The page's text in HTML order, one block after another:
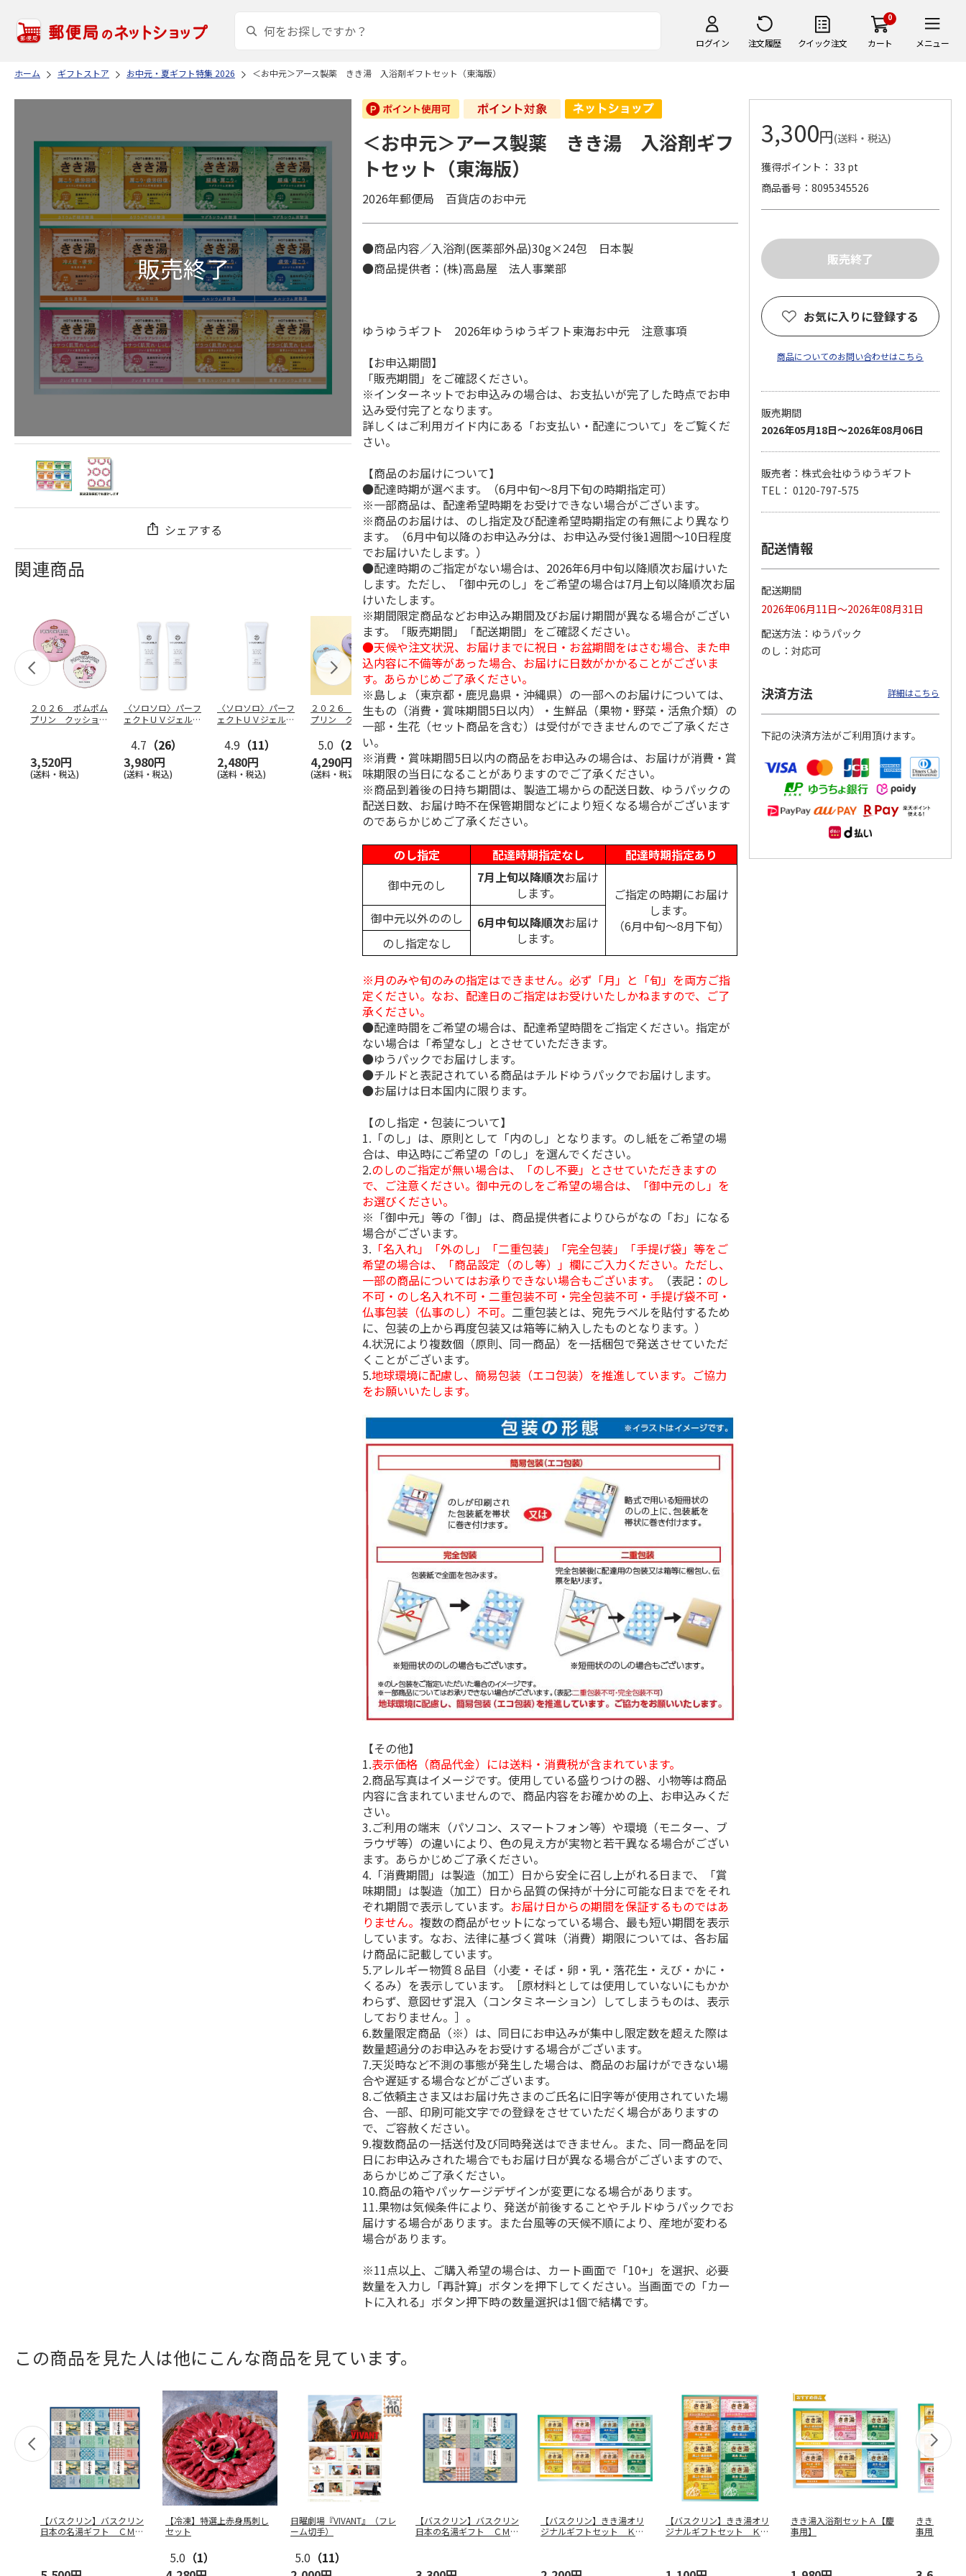
ログイン 注文履歴 クイック注文
0
カート メニュー
ホーム ギフトストア お中元・夏ギフト特集 2026 ＜お中元＞アース製薬 きき湯 入浴剤ギフトセット（東海版）
シェアする
関連商品
２０２６ ポムポム
プリン クッション
3,520円
(送料・税込)
〈ソロソロ〉パーフ
ェクトＵＶジェル
4.7 （26）
3,980円
(送料・税込)
〈ソロソロ〉パーフ
ェクトＵＶジェル
4.9 （11）
2,480円
(送料・税込)
２０２６ ポムポム
プリン クッション
ファンデーション３
個セ…
5.0 （2）
4,290円
(送料・税込)
２０２６ ポムポム
プリン フェイスパ
ウダー３個セット
5,280円
(送料・税込)
〈ソロソロ〉パーフ
ェクトＵＶジェル
６本
9,800円
(送料・税込)
ハローキティ スキ
ンクリーム３本セッ
ト
2,670円
(送料・税込)
ハローキティ クッ
ションファンデーシ
ョン３個セット
4,290円
２本
4.8（12）
3,980円
(送料・税込)
ーフェクトＵＶジェ
ルセ…
4.4 （10）
3,980円
(送料・税込)
＜お中元＞アース製薬 きき湯 入浴剤ギフ
トセット（東海版）
2026年郵便局 百貨店のお中元
●商品内容／入浴剤(医薬部外品)30g×24包 日本製
●商品提供者：(株)高島屋 法人事業部
ゆうゆうギフト 2026年ゆうゆうギフト東海お中元 注意事項
【お申込期間】
「販売期間」をご確認ください。
※インターネットでお申込みの場合は、お支払いが完了した時点でお申
込み受付完了となります。
詳しくはご利用ガイド内にある「お支払い・配達について」をご覧くだ
さい。
【商品のお届けについて】
●配達時期が選べます。（6月中旬～8月下旬の時期指定可）
※一部商品は、配達希望時期をお受けできない場合がございます。
※商品のお届けは、のし指定及び配達希望時期指定の有無により異なり
ます。（6月中旬以降のお申込み分は、お申込み受付後1週間～10日程度
でお届けいたします。）
●配達時期のご指定がない場合は、2026年6月中旬以降順次お届けいた
します。ただし、「御中元のし」をご希望の場合は7月上旬以降順次お届
けいたします。
※期間限定商品などお申込み期間及びお届け期間が異なる場合がござい
ます。「販売期間」「配送期間」をご確認ください。
●天候や注文状況、お届けまでに祝日・お盆期間をはさむ場合、また申
込内容に不備等があった場合、お届けに日数がかかることがございま
す。あらかじめご了承ください。
※島しょ（東京都・鹿児島県・沖縄県）の一部へのお届けについては、
生もの（消費・賞味期間5日以内）・生鮮品（果物・野菜・活魚介類）の
一部・生花（セット商品を含む）は受付ができませんのでご了承くださ
い。
※消費・賞味期間5日以内の商品をお申込みの場合は、お届けが消費・賞
味期限の当日になることがありますのでご了承ください。
※商品到着後の日持ち期間は、製造工場からの配送日数、ゆうパックの
配送日数、お届け時不在保管期間などにより短くなる場合がございます
のであらかじめご了承ください。
のし指定
配達時期指定なし
配達時期指定あり
御中元のし
7月上旬以降順次お届け
します。
ご指定の時期にお届け
します。
（6月中旬～8月下旬）
御中元以外ののし 6月中旬以降順次お届け
します。
のし指定なし
※月のみや旬のみの指定はできません。必ず「月」と「旬」を両方ご指
定ください。なお、配達日のご指定はお受けいたしかねますので、ご了
承ください。
●配達時間をご希望の場合は、配達希望時間をご指定ください。指定が
ない場合は「希望なし」とさせていただきます。
●ゆうパックでお届けします。
●チルドと表記されている商品はチルドゆうパックでお届けします。
●お届けは日本国内に限ります。
【のし指定・包装について】
1.「のし」は、原則として「内のし」となります。のし紙をご希望の場
合は、申込時にご希望の「のし」を選んでください。
2.のしのご指定が無い場合は、「のし不要」とさせていただきますの
で、ご注意ください。御中元のしをご希望の場合は、「御中元のし」を
お選びください。
※「御中元」等の「御」は、商品提供者によりひらがなの「お」になる
場合がございます。
3. 「名入れ」「外のし」「二重包装」「完全包装」「手提げ袋」等をご
希望の場合は、「商品設定（のし等）」欄にご入力ください。ただし、
一部の商品についてはお承りできない場合もございます。
（表記： のし
不可・のし名入れ不可・二重包装不可・完全包装不可・手提げ袋不可・
仏事包装（仏事のし）不可。 二重包装とは、宛先ラベルを貼付するため
に、包装の上から再度包装又は箱等に納入したものとなります。）
4.状況により複数個（原則、同一商品）を一括梱包で発送させていただ
くことがございます。
5.地球環境に配慮し、簡易包装（エコ包装）を推進しています。ご協力
をお願いいたします。
【その他】
1.表示価格（商品代金）には送料・消費税が含まれています。
2.商品写真はイメージです。使用している盛りつけの器、小物等は商品
内容に含まれていませんので、商品内容をお確かめの上、お申込みくだ
さい。
3.ご利用の端末（パソコン、スマートフォン等）や環境（モニター、ブ
ラウザ等）の違いにより、色の見え方が実物と若干異なる場合がござい
ます。あらかじめご了承ください。
4.「消費期間」は製造（加工）日から安全に召し上がれる日まで、「賞
味期間」は製造（加工）日から品質の保持が十分に可能な日までをそれ
ぞれ期間で表示しています。 お届け日からの期間を保証するものではあ
りません。複数の商品がセットになっている場合、最も短い期間を表示
しています。なお、法律に基づく賞味（消費）期限については、各お届
け商品に記載しています。
5.アレルギー物質８品目（小麦・そば・卵・乳・落花生・えび・かに・
くるみ）を表示しています。［原材料としては使用していないにもかか
わらず、意図せず混入（コンタミネーション）してしまうものは、表示
しておりません。］。
6.数量限定商品（※）は、同日にお申込みが集中し限定数を超えた際は
数量超過分のお申込みをお受けする場合がございます。
7.天災時など不測の事態が発生した場合は、商品のお届けができない場
合や遅延する場合などがございます。
8.ご依頼主さま又はお届け先さまのご氏名に旧字等が使用されていた場
合、一部、印刷可能文字での登録をさせていただく場合がありますの
で、ご容赦ください。
9.複数商品の一括送付及び同時発送はできません。また、同一商品を同
日にお申込みされた場合でもお届け日が異なる場合がございますので、
あらかじめご了承ください。
10.商品の箱やパッケージデザインが変更になる場合があります。
11.果物は気候条件により、発送が前後することやチルドゆうパックでお
届けする場合があります。また台風等の天候不順により、産地が変わる
場合があります。
※11点以上、ご購入希望の場合は、カート画面で「10+」を選択、必要
数量を入力し「再計算」ボタンを押下してください。当画面での「カー
トに入れる」ボタン押下時の数量選択は1個で結構です。
3,300円(送料・税込)
獲得ポイント： 33 pt
商品番号
8095345526
お気に入りに登録する
商品についてのお問い合わせはこちら
販売期間
2026年05月18日～2026年08月06日
販売者：株式会社ゆうゆうギフト
TEL： 0120-797-575
配送情報
配送期間
2026年06月11日～2026年08月31日
配送方法
ゆうパック
のし
対応可
決済方法 詳細はこちら
下記の決済方法がご利用頂けます。
この商品を見た人は他にこんな商品を見ています。
【バスクリン】バスクリン
日本の名湯ギフト ＣＭＯ
【冷凍】特選上赤身馬刺し
セット
5.0 （1）
日曜劇場『VIVANT』（フレ
ーム切手）
5.0 （11）
【バスクリン】バスクリン
日本の名湯ギフト ＣＭＯ
【バスクリン】きき湯オリ
ジナルギフトセット ＫＫ
【バスクリン】きき湯オリ
ジナルギフトセット ＫＫ
きき湯入浴剤セットＡ【慶
事用】
きき湯入浴
事用】